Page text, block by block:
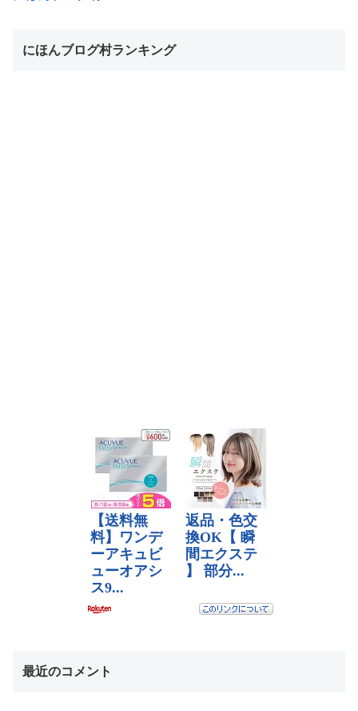
にほんブログ村ランキング
最近のコメント